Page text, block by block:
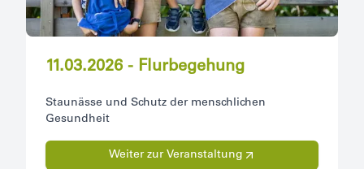
11.03.2026 - Flurbegehung
Staunässe und Schutz der menschlichen
Gesundheit
Weiter zur Veranstaltung